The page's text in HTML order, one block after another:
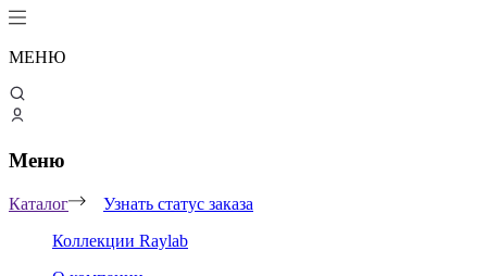
МЕНЮ
Меню
Каталог
Узнать статус заказа
Коллекции Raylab